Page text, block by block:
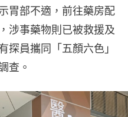
胃部不適，前往藥房配
涉事藥物則已被救援及
探員攜同「五顏六色」
查。